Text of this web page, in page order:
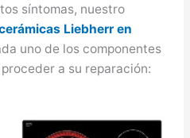
síntomas, nuestro
Liebherr en
uno de los componentes
a su reparación: